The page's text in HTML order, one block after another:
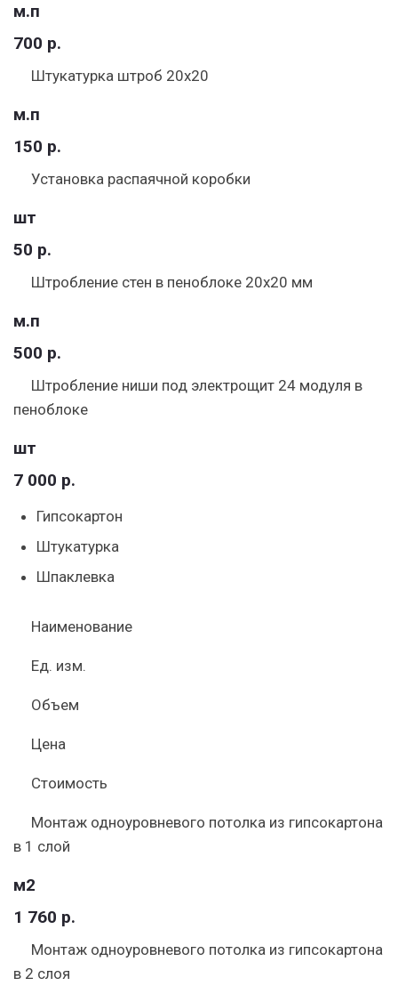
м.п
700 р.
Штукатурка штроб 20х20
м.п
150 р.
Установка распаячной коробки
шт
50 р.
Штробление стен в пеноблоке 20х20 мм
м.п
500 р.
Штробление ниши под электрощит 24 модуля в
пеноблоке
шт
7 000 р.
Гипсокартон
Штукатурка
Шпаклевка
Наименование
Ед. изм.
Объем
Цена
Стоимость
Монтаж одноуровневого потолка из гипсокартона
в 1 слой
м2
1 760 р.
Монтаж одноуровневого потолка из гипсокартона
в 2 слоя